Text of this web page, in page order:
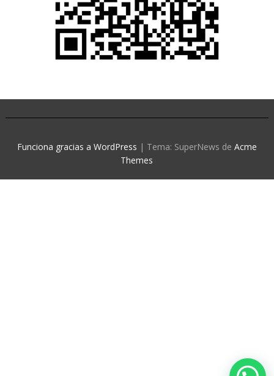
Funciona gracias a WordPress | Tema: SuperNews de Acme
Themes